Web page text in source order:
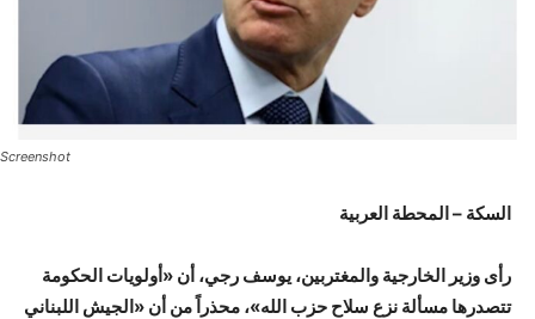
Screenshot
السكة – المحطة العربية
رأى وزير الخارجية والمغتربين، يوسف رجي، أن «أولويات الحكومة
تتصدرها مسألة نزع سلاح حزب الله»، محذراً من أن «الجيش اللبناني